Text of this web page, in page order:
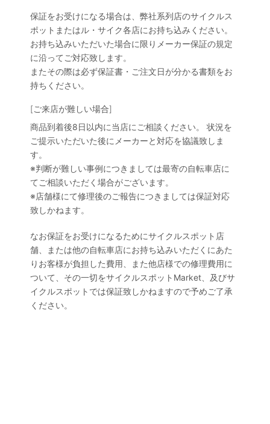
保証をお受けになる場合は、弊社系列店のサイクルス
ポットまたはル・サイク各店にお持ち込みください。
お持ち込みいただいた場合に限りメーカー保証の規定
に沿ってご対応致します。
またその際は必ず保証書・ご注文日が分かる書類をお
持ちください。
[ご来店が難しい場合]
商品到着後8日以内に当店にご相談ください。 状況を
ご提示いただいた後にメーカーと対応を協議致しま
す。
※判断が難しい事例につきましては最寄の自転車店に
てご相談いただく場合がございます。
※店舗様にて修理後のご報告につきましては保証対応
致しかねます。
なお保証をお受けになるためにサイクルスポット店
舗、または他の自転車店にお持ち込みいただくにあた
りお客様が負担した費用、また他店様での修理費用に
ついて、その一切をサイクルスポットMarket、及びサ
イクルスポットでは保証致しかねますので予めご了承
ください。